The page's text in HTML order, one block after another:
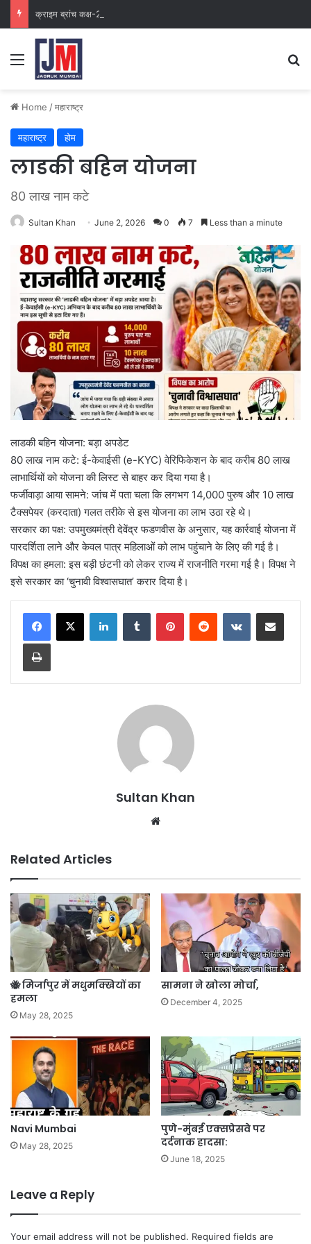
क्राइम ब्रांच कक्ष-2
Home /महाराष्ट्र
महाराष्ट्र होम
लाडकी बहिन योजना
80 लाख नाम कटे
Sultan Khan June 2, 2026 0 7 Less than a minute
लाडकी बहिन योजना: बड़ा अपडेट
80 लाख नाम कटे: ई-केवाईसी (e-KYC) वेरिफिकेशन के बाद करीब 80 लाख
लाभार्थियों को योजना की लिस्ट से बाहर कर दिया गया है।
फर्जीवाड़ा आया सामने: जांच में पता चला कि लगभग 14,000 पुरुष और 10 लाख
टैक्सपेयर (करदाता) गलत तरीके से इस योजना का लाभ उठा रहे थे।
सरकार का पक्ष: उपमुख्यमंत्री देवेंद्र फडणवीस के अनुसार, यह कार्रवाई योजना में
पारदर्शिता लाने और केवल पात्र महिलाओं को लाभ पहुंचाने के लिए की गई है।
विपक्ष का हमला: इस बड़ी छंटनी को लेकर राज्य में राजनीति गरमा गई है। विपक्ष ने
इसे सरकार का ‘चुनावी विश्वासघात’ करार दिया है।
Sultan Khan
Related Articles
🐝 मिर्जापुर में मधुमक्खियों का
हमला
May 28, 2025
सामना ने खोला मोर्चा,
December 4, 2025
Navi Mumbai
May 28, 2025
पुणे-मुंबई एक्सप्रेसवे पर
दर्दनाक हादसा:
June 18, 2025
Leave a Reply
Your email address will not be published. Required fields are